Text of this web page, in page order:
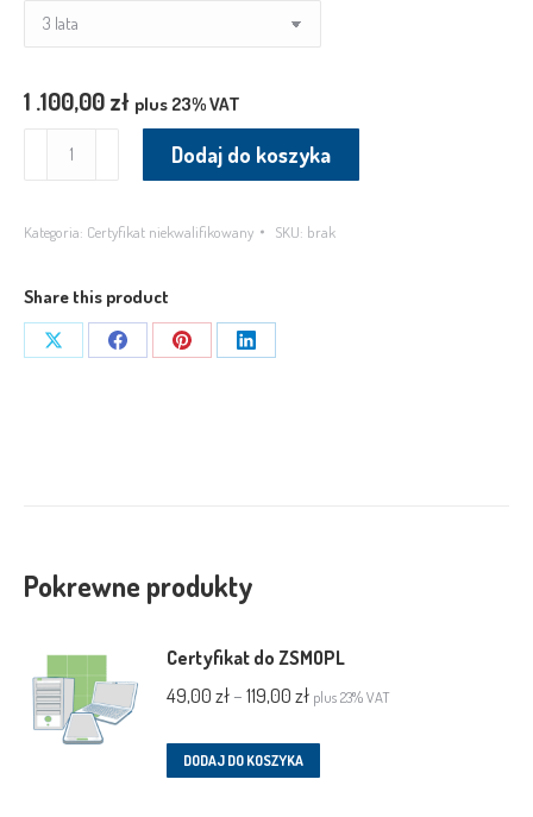
1 .100,00zł plus 23% VAT
do
Dodaj do koszyka
Kategoria: Certyfikat niekwalifikowany SKU: brak
Share this product
Share
Share
Share
Share
Pokrewne produkty
Certyfikat do ZSMOPL
49,00zł–119,00złZakres
plus 23% VAT
DODAJ DO KOSZYKA
produkt